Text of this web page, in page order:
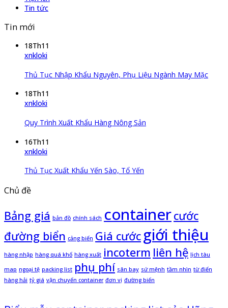
Tin tức
Tin mới
18Th11
xnkloki
Thủ Tục Nhập Khẩu Nguyên, Phụ Liệu Ngành May Mặc
18Th11
xnkloki
Quy Trình Xuất Khẩu Hàng Nông Sản
16Th11
xnkloki
Thủ Tục Xuất Khẩu Yến Sào, Tổ Yến
Chủ đề
Bảng giá bản đồ chính sách containercước
đường biển cảng biển Giá cướcgiới thiệu
hàng nhập hàng quá khổ hàng xuất incoterm liên hệ lịch tàu
map ngoại tệ packing list phụ phí sân bay sứ mệnh tầm nhìn từ điển
hàng hải tỷ giá vận chuyển container đơn vị đường biển